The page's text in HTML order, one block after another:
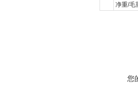
净重/毛
您